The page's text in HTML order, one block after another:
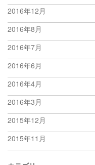
2016年12月
2016年8月
2016年7月
2016年6月
2016年4月
2016年3月
2015年12月
2015年11月